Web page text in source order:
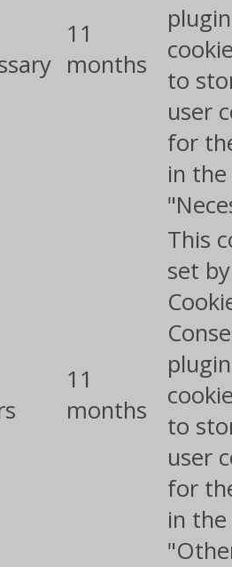
11
months
to
user
for
in
11
months
This
set
to
user
for
in